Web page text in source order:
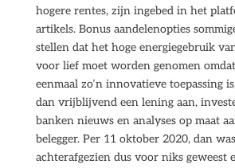
hogere rentes, zijn ingebed in het
artikels. Bonus aandelenopties
stellen dat het hoge energiegebruik
voor lief moet worden genomen
eenmaal zo’n innovatieve toepassing
dan vrijblijvend een lening aan,
banken nieuws en analyses op maat
belegger. Per 11 oktober 2020, dan
achterafgezien dus voor niks geweest